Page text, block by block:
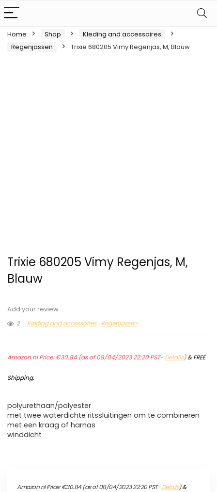
Home Shop
Kleding and accessoires
Regenjassen
Trixie 680205 Vimy Regenjas, M, Blauw
Trixie 680205 Vimy Regenjas, M,
Blauw
Add your review
2
Kleding and accessoires Regenjassen
Amazon.nl Price:€30.84 (as of 08/04/2023 22:20 PST- Details)&FREE
Shipping.
polyurethaan/polyester
met twee waterdichte ritssluitingen om te combineren
met een kraag of harnas
winddicht
Amazon.nl Price:€30.84(as of 08/04/2023 22:20 PST-Details)&